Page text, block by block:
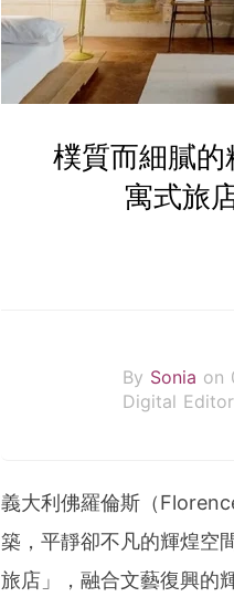
樸質而細膩
寓式旅
By Sonia on
Digital Editor
義大利佛羅倫斯（
築，平靜卻不凡的輝煌空
旅店」，融合文藝復興的